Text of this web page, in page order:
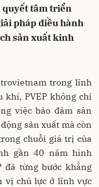
quyết tâm triển
pháp điều hành
sản xuất kinh
trong lĩnh
khí, PVEP không chỉ
việc bảo đảm sản
sản xuất mà còn
chuỗi giá trị của
gần 40 năm hình
đã từng bước khẳng
vị chủ lực ở lĩnh vực